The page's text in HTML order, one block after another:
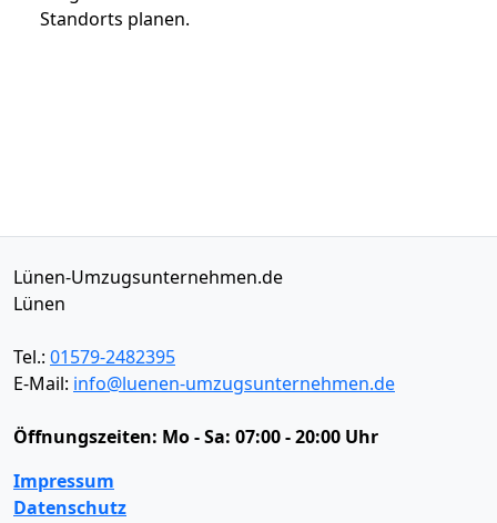
Standorts planen.
Lünen-Umzugsunternehmen.de
Lünen
Tel.: 01579-2482395
E-Mail: info@luenen-umzugsunternehmen.de
Öffnungszeiten: Mo - Sa: 07:00 - 20:00 Uhr
Impressum
Datenschutz